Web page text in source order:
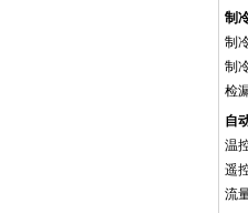
制
制
制
检
自
温
遥
流